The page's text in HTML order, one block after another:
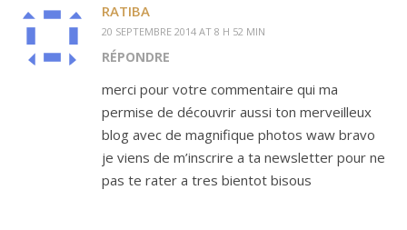
RATIBA
20 SEPTEMBRE 2014 AT 8 H 52 MIN
RÉPONDRE
merci pour votre commentaire qui ma
permise de découvrir aussi ton merveilleux
blog avec de magnifique photos waw bravo
je viens de m’inscrire a ta newsletter pour ne
pas te rater a tres bientot bisous